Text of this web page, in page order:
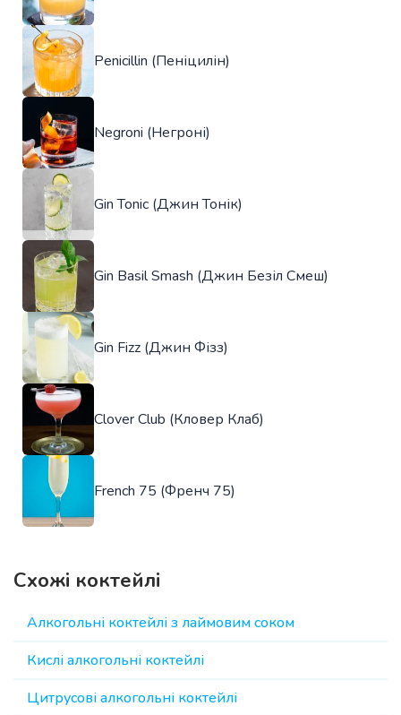
Penicillin (Пеніцилін)
Negroni (Негроні)
Gin Tonic (Джин Тонік)
Gin Basil Smash (Джин Безіл Смеш)
Gin Fizz (Джин Фізз)
Clover Club (Кловер Клаб)
French 75 (Френч 75)
Схожі коктейлі
Алкогольні коктейлі з лаймовим соком
Кислі алкогольні коктейлі
Цитрусові алкогольні коктейлі